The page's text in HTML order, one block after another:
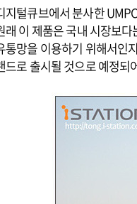
지털큐브에서 분사한
래 이 제품은 국내 시장보
통망을 이용하기 위해서인
드로 출시될 것으로 예정되